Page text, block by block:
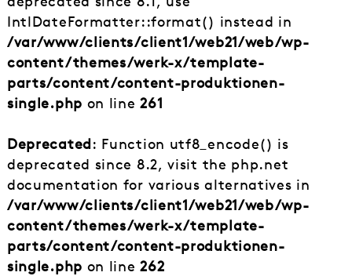
IntlDateFormatter::format() instead in
/var/www/clients/client1/web21/web/wp-
content/themes/werk-x/template-
parts/content/content-produktionen-
single.php on line261
Deprecated: Function utf8_encode() is
deprecated since 8.2, visit the php.net
documentation for various alternatives in
/var/www/clients/client1/web21/web/wp-
content/themes/werk-x/template-
parts/content/content-produktionen-
single.php on line262